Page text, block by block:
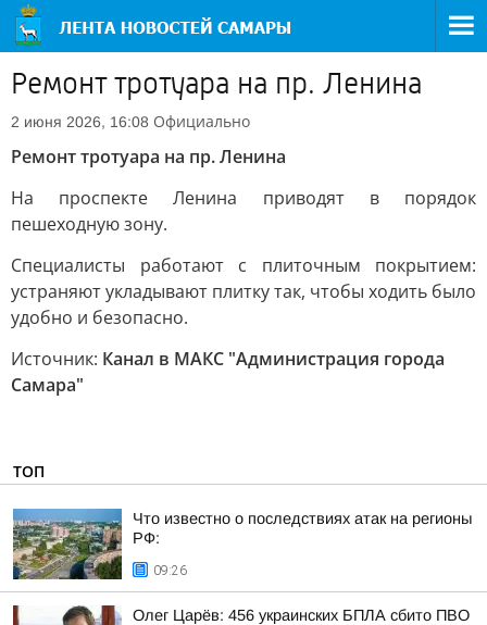
Ремонт тротуара на пр. Ленина
2 июня 2026, 16:08 Официально
Ремонт тротуара на пр. Ленина
На проспекте Ленина приводят в порядок
пешеходную зону.
Специалисты работают с плиточным покрытием:
устраняют укладывают плитку так, чтобы ходить было
удобно и безопасно.
Источник: Канал в МАКС "Администрация города
Самара"
ТОП
Что известно о последствиях атак на регионы
РФ:
09:26
Олег Царёв: 456 украинских БПЛА сбито ПВО